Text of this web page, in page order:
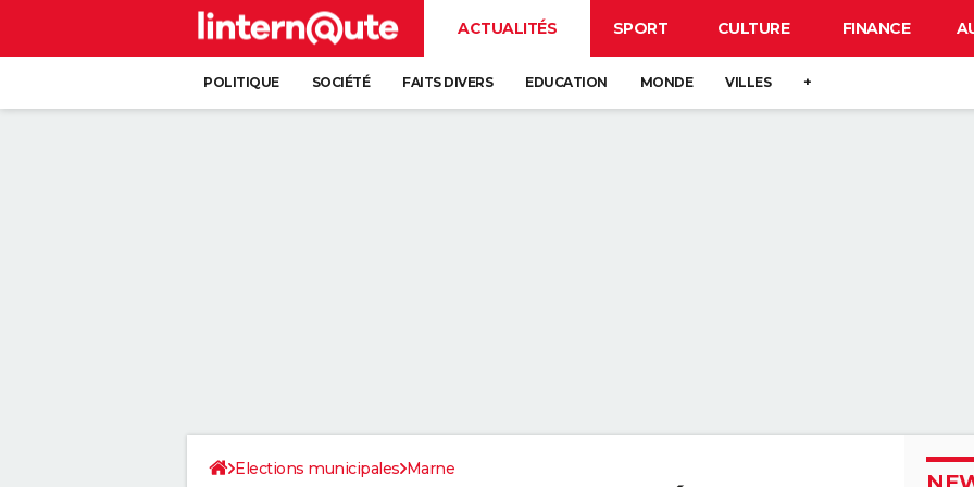
ACTUALITÉS SPORT CULTURE FINANCE
POLITIQUE SOCIÉTÉ FAITS DIVERS EDUCATION MONDE VILLES +
Elections municipales Marne